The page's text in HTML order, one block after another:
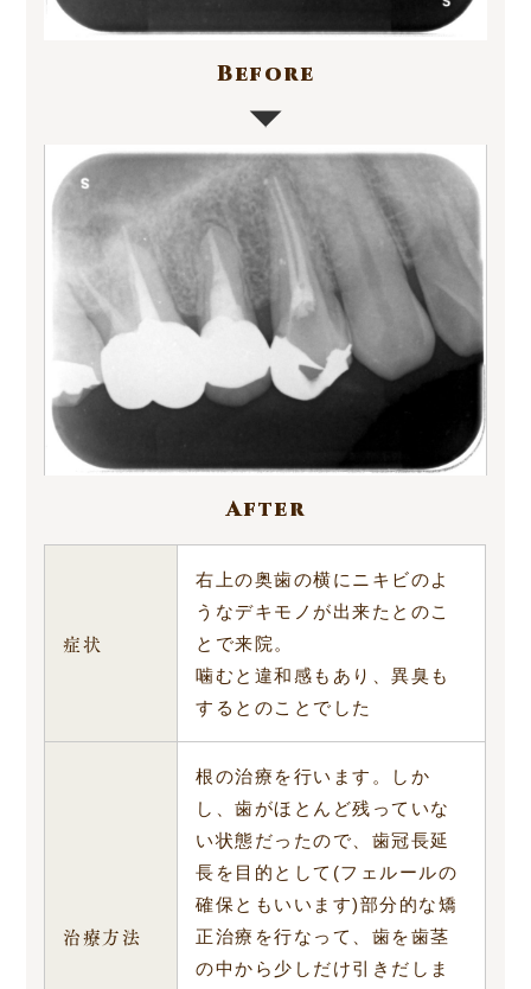
Before
After
症状
右上の奥歯の横にニキビのよ
うなデキモノが出来たとのこ
とで来院。
噛むと違和感もあり、異臭も
するとのことでした
治療方法
根の治療を行います。しか
し、歯がほとんど残っていな
い状態だったので、歯冠長延
長を目的として(フェルールの
確保ともいいます)部分的な矯
正治療を行なって、歯を歯茎
の中から少しだけ引きだしま